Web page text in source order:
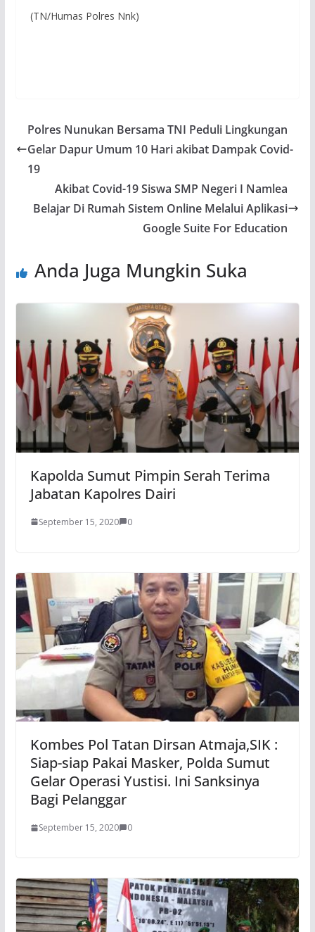
(TN/Humas Polres Nnk)
Polres Nunukan Bersama TNI Peduli Lingkungan
Gelar Dapur Umum 10 Hari akibat Dampak Covid-
19
Akibat Covid-19 Siswa SMP Negeri I Namlea
Belajar Di Rumah Sistem Online Melalui Aplikasi
Google Suite For Education
Anda Juga Mungkin Suka
Kapolda Sumut Pimpin Serah Terima
Jabatan Kapolres Dairi
September 15, 2020 0
Kombes Pol Tatan Dirsan Atmaja,SIK :
Siap-siap Pakai Masker, Polda Sumut
Gelar Operasi Yustisi. Ini Sanksinya
Bagi Pelanggar
September 15, 2020 0